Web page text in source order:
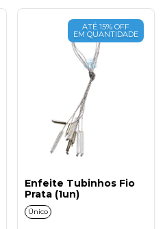
ATÉ 15% OFF
EM QUANTIDADE
Enfeite Tubinhos Fio
Prata (1un)
Único